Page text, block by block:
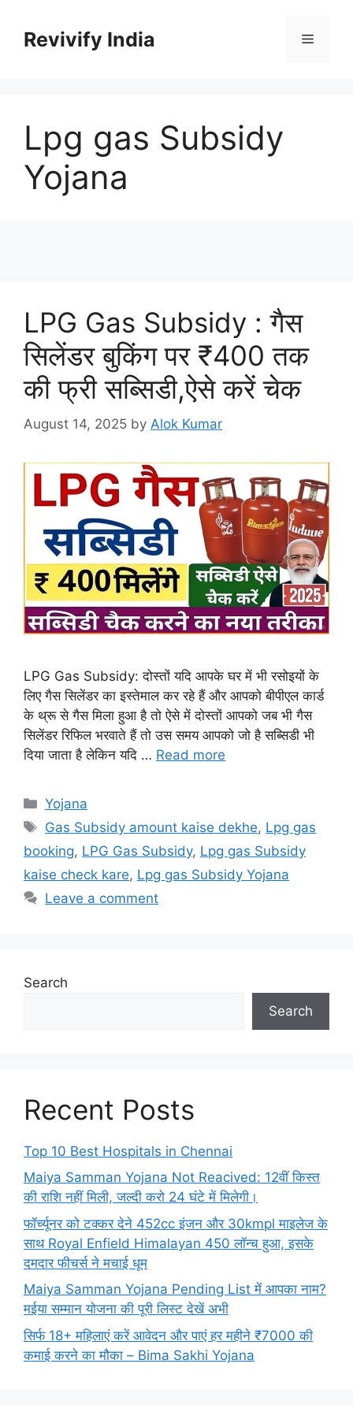
contentRevivify India Menu
Lpg gas Subsidy
Yojana
LPG Gas Subsidy : गैस
सिलेंडर बुकिंग पर ₹400 तक
की फ्री सब्सिडी,ऐसे करें चेक
August 14, 2025 by Alok Kumar
LPG Gas Subsidy: दोस्तों यदि आपके घर में भी रसोइयों के
लिए गैस सिलेंडर का इस्तेमाल कर रहे हैं और आपको बीपीएल कार्ड
के थ्रू से गैस मिला हुआ है तो ऐसे में दोस्तों आपको जब भी गैस
सिलेंडर रिफिल भरवाते हैं तो उस समय आपको जो है सब्सिडी भी
दिया जाता है लेकिन यदि … Read more
Categories
Yojana
Tags
Gas Subsidy amount kaise dekhe, Lpg gas
booking, LPG Gas Subsidy, Lpg gas Subsidy
kaise check kare, Lpg gas Subsidy Yojana
Leave a comment
Search
Search
Recent Posts
Top 10 Best Hospitals in Chennai
Maiya Samman Yojana Not Reacived: 12वीं किस्त
की राशि नहीं मिली, जल्दी करो 24 घंटे में मिलेगी।
फॉर्च्यूनर को टक्कर देने 452cc इंजन और 30kmpl माइलेज के
साथ Royal Enfield Himalayan 450 लॉन्च हुआ, इसके
दमदार फीचर्स ने मचाई धूम
Maiya Samman Yojana Pending List में आपका नाम?
मईया सम्मान योजना की पूरी लिस्ट देखें अभी
सिर्फ 18+ महिलाएं करें आवेदन और पाएं हर महीने ₹7000 की
कमाई करने का मौका – Bima Sakhi Yojana